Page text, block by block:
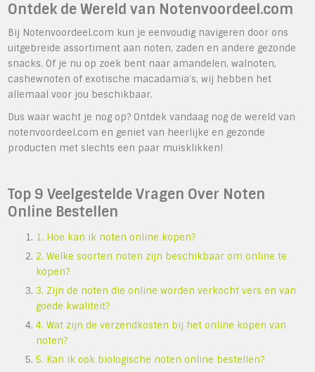
Ontdek de Wereld van Notenvoordeel.com
Bij Notenvoordeel.com kun je eenvoudig navigeren door ons
uitgebreide assortiment aan noten, zaden en andere gezonde
snacks. Of je nu op zoek bent naar amandelen, walnoten,
cashewnoten of exotische macadamia’s, wij hebben het
allemaal voor jou beschikbaar.
Dus waar wacht je nog op? Ontdek vandaag nog de wereld van
notenvoordeel.com en geniet van heerlijke en gezonde
producten met slechts een paar muisklikken!
Top 9 Veelgestelde Vragen Over Noten
Online Bestellen
1. Hoe kan ik noten online kopen?
2. Welke soorten noten zijn beschikbaar om online te
kopen?
3. Zijn de noten die online worden verkocht vers en van
goede kwaliteit?
4. Wat zijn de verzendkosten bij het online kopen van
noten?
5. Kan ik ook biologische noten online bestellen?